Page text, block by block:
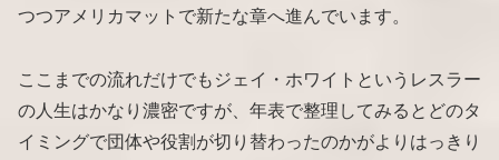
つつアメリカマットで新たな章へ進んでいます。
ここまでの流れだけでもジェイ・ホワイトというレスラー
の人生はかなり濃密ですが、年表で整理してみるとどのタ
イミングで団体や役割が切り替わったのかがよりはっきり